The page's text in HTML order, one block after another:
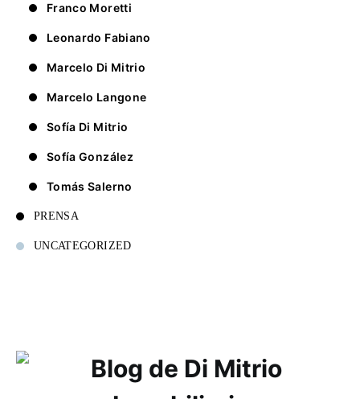
Franco Moretti
Leonardo Fabiano
Marcelo Di Mitrio
Marcelo Langone
Sofía Di Mitrio
Sofía González
Tomás Salerno
PRENSA
UNCATEGORIZED